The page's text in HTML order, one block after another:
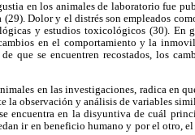
en los animales de laboratorio fue
Dolor y el distrés son empleados
y estudios toxicológicos (30). En
en el comportamiento y la
que se encuentren recostados, los
en las investigaciones, radica en
la observación y análisis de variables
encuentra en la disyuntiva de cuál
ir en beneficio humano y por el otro,